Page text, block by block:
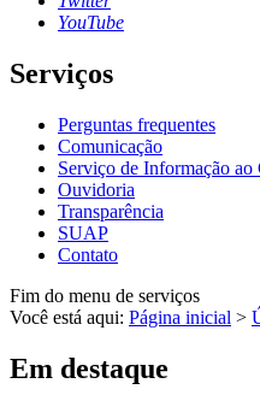
YouTube
Serviços
Perguntas frequentes
Comunicação
Serviço de Informação ao
Ouvidoria
Transparência
SUAP
Contato
Fim do menu de serviços
Você está aqui: Página inicial >
Em destaque